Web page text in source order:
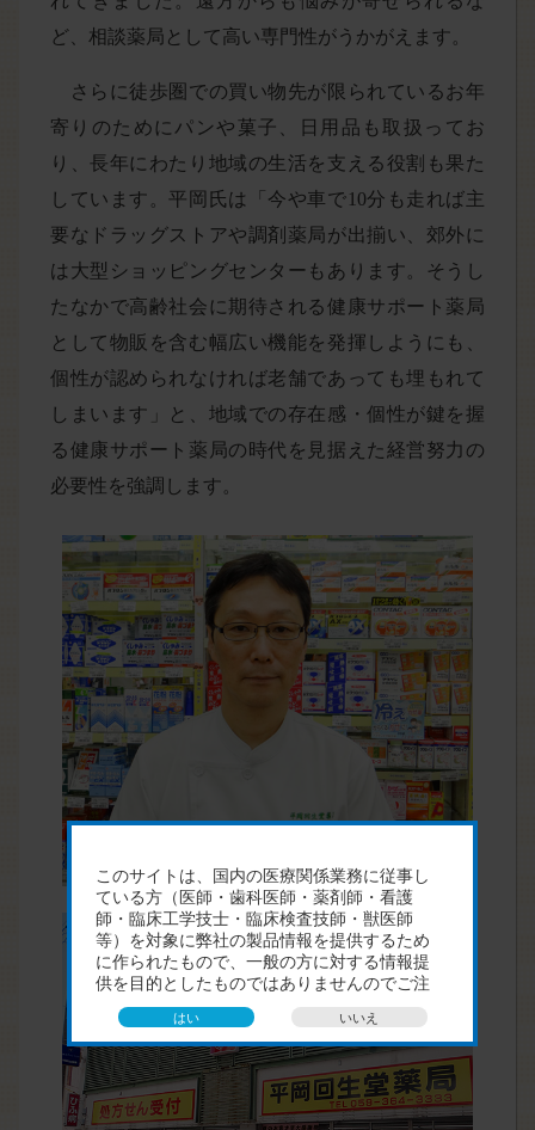
ど、相談薬局として高い専門性がうかがえます。
さらに徒歩圏での買い物先が限られているお年
寄りのためにパンや菓子、日用品も取扱ってお
り、長年にわたり地域の生活を支える役割も果た
しています。平岡氏は「今や車で10分も走れば主
要なドラッグストアや調剤薬局が出揃い、郊外に
は大型ショッピングセンターもあります。そうし
たなかで高齢社会に期待される健康サポート薬局
として物販を含む幅広い機能を発揮しようにも、
個性が認められなければ老舗であっても埋もれて
しまいます」と、地域での存在感・個性が鍵を握
る健康サポート薬局の時代を見据えた経営努力の
必要性を強調します。